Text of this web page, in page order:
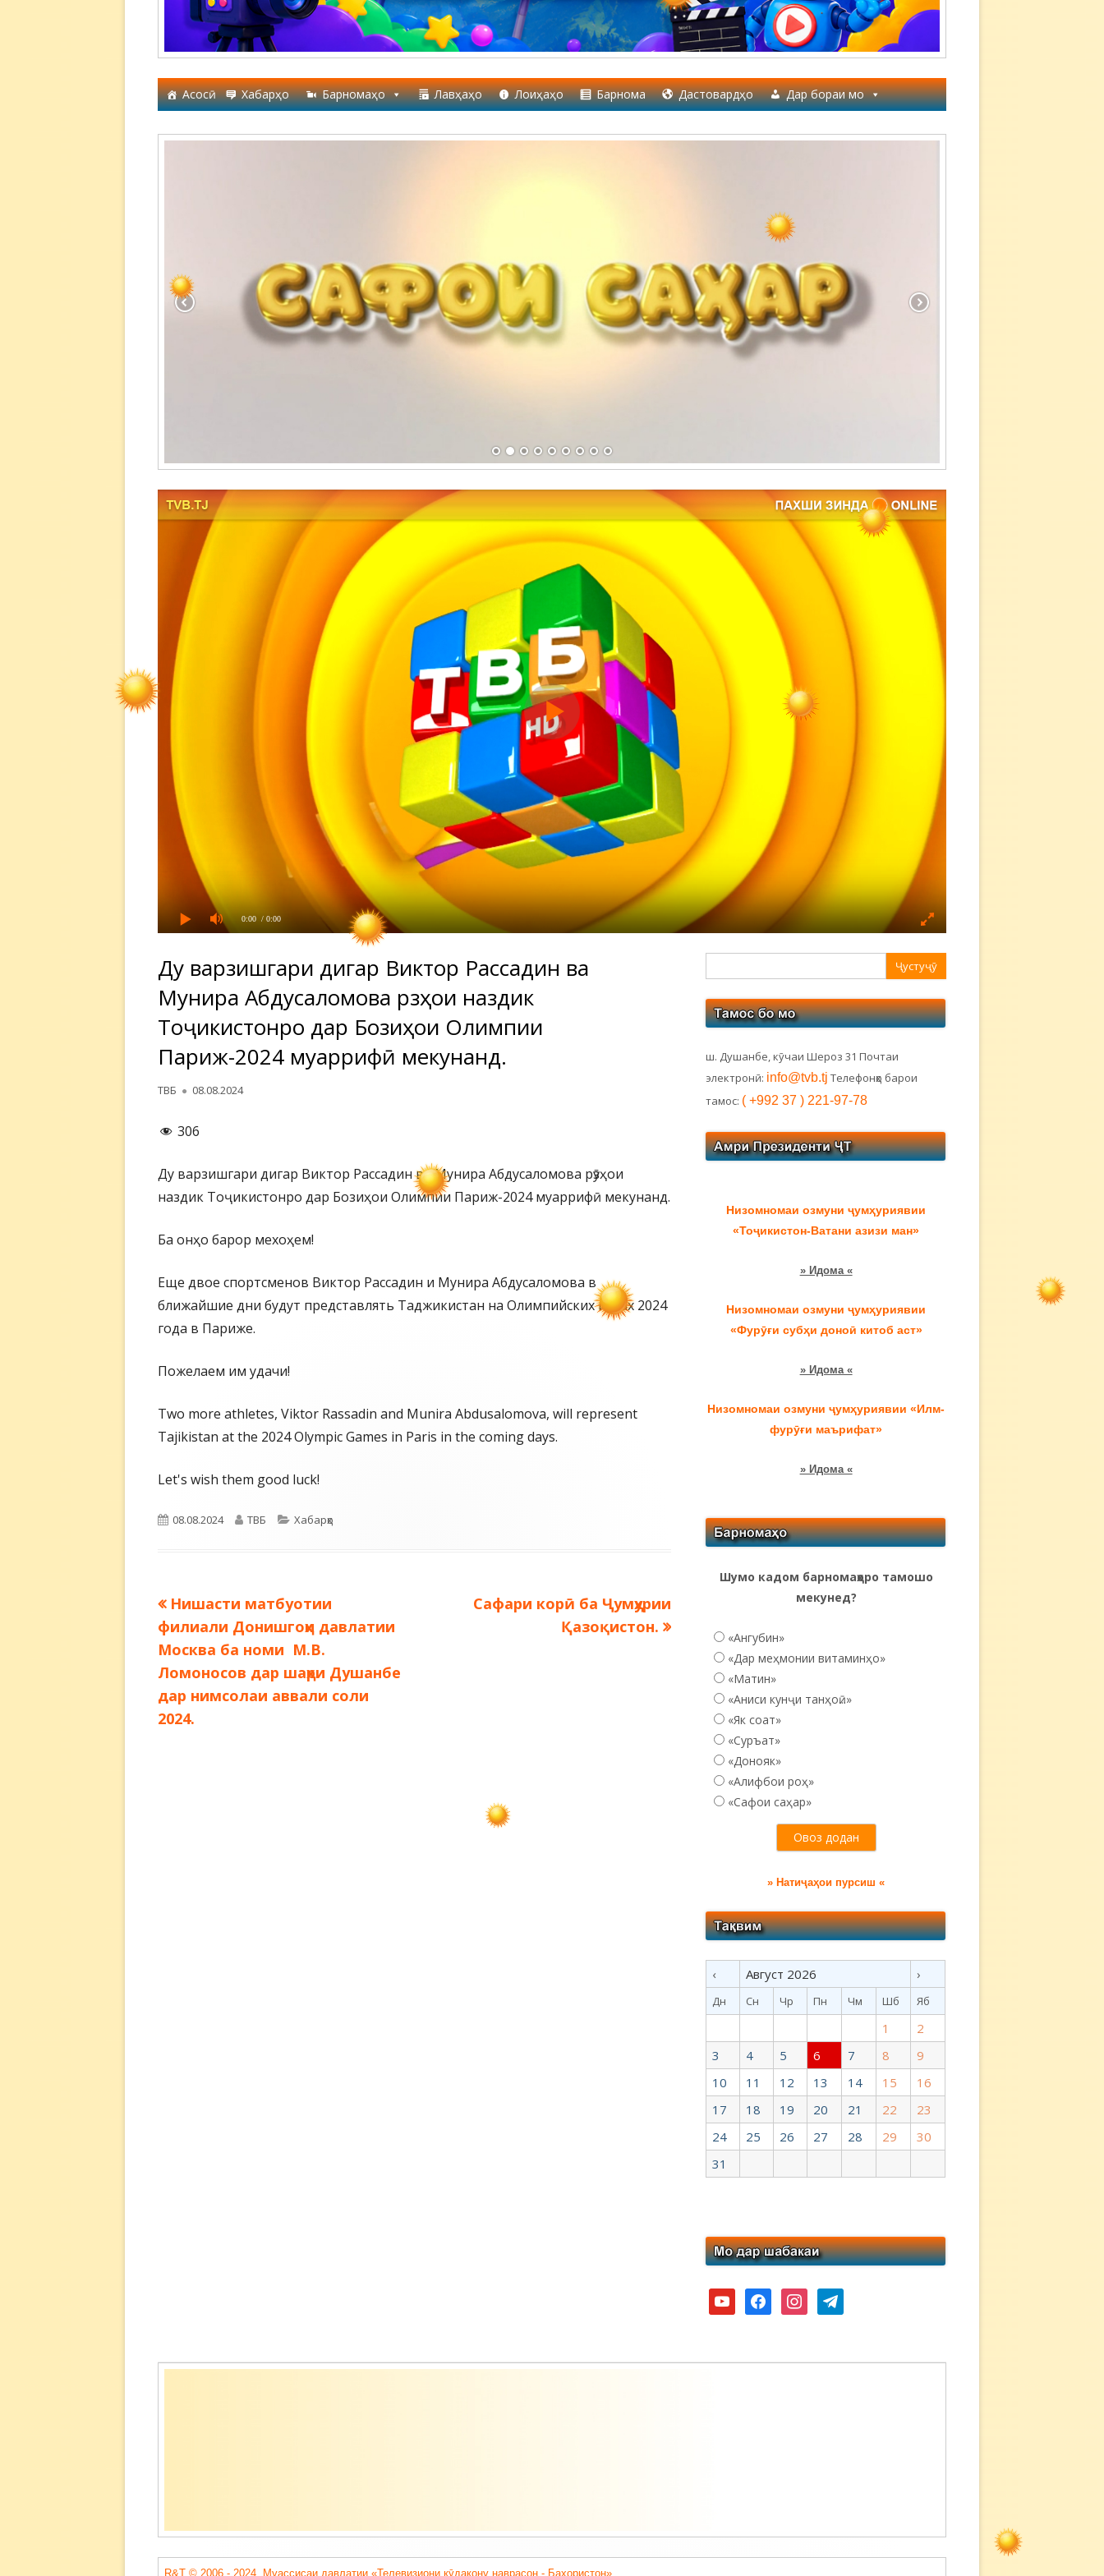
Асосӣ Хабарҳо Барномаҳо Лавҳаҳо Лоиҳаҳо Барнома Дастовардҳо Дар бораи мо
0:00 / 0:00
Ду варзишгари дигар Виктор Рассадин ва
Мунира Абдусаломова рӯзҳои наздик
Тоҷикистонро дар Бозиҳои Олимпии
Париж-2024 муаррифӣ мекунанд.
Автор
ТВБ Опубликовано
08.08.2024
306
Ду варзишгари дигар Виктор Рассадин ва Мунира Абдусаломова рӯзҳои
наздик Тоҷикистонро дар Бозиҳои Олимпии Париж-2024 муаррифӣ мекунанд.
Ба онҳо барор мехоҳем!
Еще двое спортсменов Виктор Рассадин и Мунира Абдусаломова в
ближайшие дни будут представлять Таджикистан на Олимпийских играх 2024
года в Париже.
Пожелаем им удачи!
Two more athletes, Viktor Rassadin and Munira Abdusalomovа, will represent
Tajikistan at the 2024 Olympic Games in Paris in the coming days.
Let's wish them good luck!
Опубликовано
08.08.2024 Автор
ТВБ Рубрики
Хабарҳо
Навигация
по
записям
Предыдущая
запись:
Нишасти матбуотии
филиали Донишгоҳи давлатии
Москва ба номи М.В.
Ломоносов дар шаҳри Душанбе
дар нимсолаи аввали соли
2024.
Следующая
Сафари корӣ ба Ҷумҳурии
Қазоқистон.
боковая
ш. Душанбе, кӯчаи Шероз 31 Почтаи
электронӣ: info@tvb.tj Телефонҳо барои
тамос: ( +992 37 ) 221-97-78
Низомномаи озмуни ҷумҳуриявии
«Тоҷикистон-Ватани азизи ман»
» Идома «
Низомномаи озмуни ҷумҳуриявии
«Фурӯғи субҳи доноӣ китоб аст»
» Идома «
Низомномаи озмуни ҷумҳуриявии «Илм-
фурӯғи маърифат»
» Идома «
Шумо кадом барномаҳоро тамошо
мекунед?
«Ангубин»
«Дар меҳмонии витаминҳо»
«Матин»
«Аниси кунҷи танҳоӣ...»
«Як соат»
«Суръат»
«Донояк»
«Алифбои роҳ»
«Сафои саҳар»
» Натиҷаҳои пурсиш «
‹ Август 2026 ›
Дн Сн Чр Пн Чм Шб Яб
1
2
3
4 5 6 7 8
9
10
11 12 13 14 15
16
17
18 19 20 21 22
23
24
25 26 27 28 29
30
31
youtubefacebookinstagramtelegram
Содержимое
R&T © 2006 - 2024. Муассисаи давлатии «Телевизиони кӯдакону наврасон - Баҳористон».